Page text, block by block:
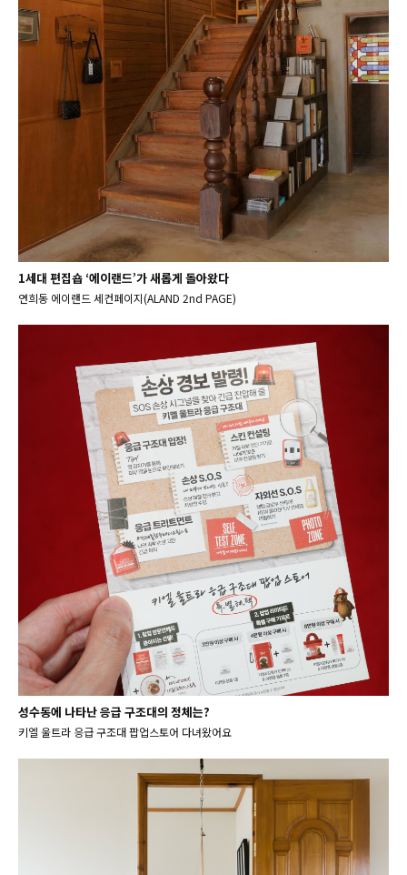
1세대 편집숍 ‘에이랜드’가 새롭게 돌아왔다
연희동 에이랜드 세컨페이지(ALAND 2nd PAGE)
성수동에 나타난 응급 구조대의 정체는?
키엘 울트라 응급 구조대 팝업스토어 다녀왔어요